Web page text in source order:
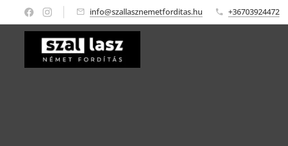
info@szallasznemetforditas.hu +36703924472